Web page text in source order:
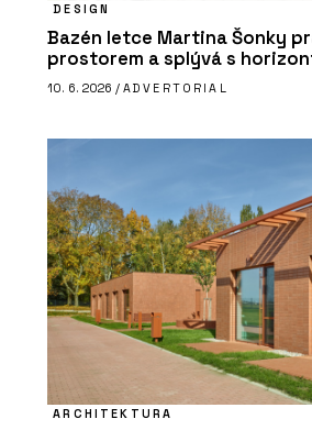
DESIGN
Bazén letce Martina Šonky
prostorem a splývá s
10. 6. 2026 / ADVERTORIAL
ARCHITEKTURA